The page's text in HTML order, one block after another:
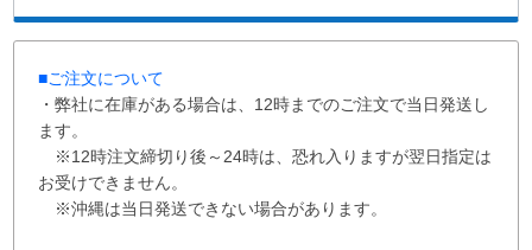
■ご注文について
・弊社に在庫がある場合は、12時までのご注文で当日発送し
ます。
※12時注文締切り後～24時は、恐れ入りますが翌日指定は
お受けできません。
※沖縄は当日発送できない場合があります。